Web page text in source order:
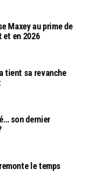
Maxey au prime de
et en 2026
tient sa revanche
son dernier
le temps